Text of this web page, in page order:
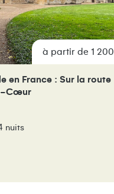
à partir de 1
en France : Sur la route
Cœur
nuits